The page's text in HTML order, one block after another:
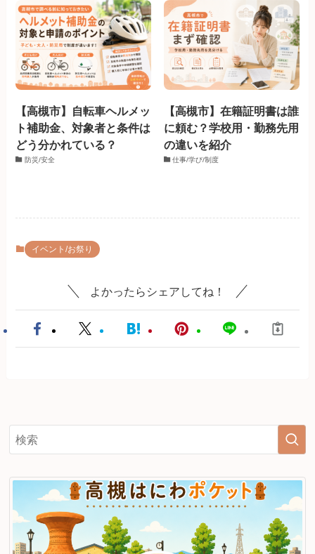
【高槻市】自転車ヘルメッ
ト補助金、対象者と条件は
どう分かれている？
防災/安全
【高槻市】在籍証明書は誰
に頼む？学校用・勤務先用
の違いを紹介
仕事/学び/制度
イベント/お祭り
よかったらシェアしてね！